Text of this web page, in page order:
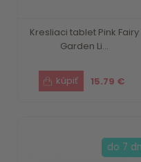
Kresliaci tablet Pink Fairy
Garden Li...
15.79 €
do 7